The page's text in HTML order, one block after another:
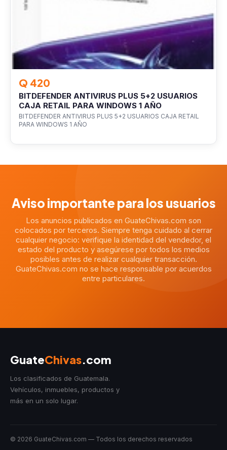
Q 420
BITDEFENDER ANTIVIRUS PLUS 5+2 USUARIOS
CAJA RETAIL PARA WINDOWS 1 AÑO
BITDEFENDER ANTIVIRUS PLUS 5+2 USUARIOS CAJA RETAIL
PARA WINDOWS 1 AÑO
Aviso importante para los usuarios
Los anuncios publicados en GuateChivas.com son
colocados por terceros. Siempre tenga cuidado al cerrar
cualquier negocio: verifique la identidad del vendedor, el
estado del producto y asegúrese por todos los medios
posibles antes de realizar cualquier transacción.
GuateChivas.com no se hace responsable por acuerdos
entre particulares.
GuateChivas.com
Los clasificados de Guatemala.
Vehículos, inmuebles, productos y
más en un solo lugar.
© 2026 GuateChivas.com — Todos los derechos reservados